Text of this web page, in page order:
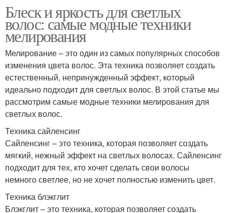
Блеск и яркость для светлых
волос: самые модные техники
мелирования
Мелирование – это один из самых популярных способов
изменения цвета волос. Эта техника позволяет создать
естественный, непринужденный эффект, который
идеально подходит для светлых волос. В этой статье мы
рассмотрим самые модные техники мелирования для
светлых волос.
Техника сайленсинг
Сайленсинг – это техника, которая позволяет создать
мягкий, нежный эффект на светлых волосах. Сайленсинг
подходит для тех, кто хочет сделать свои волосы
немного светлее, но не хочет полностью изменить цвет.
Техника блэкглит
Блэкглит – это техника, которая позволяет создать